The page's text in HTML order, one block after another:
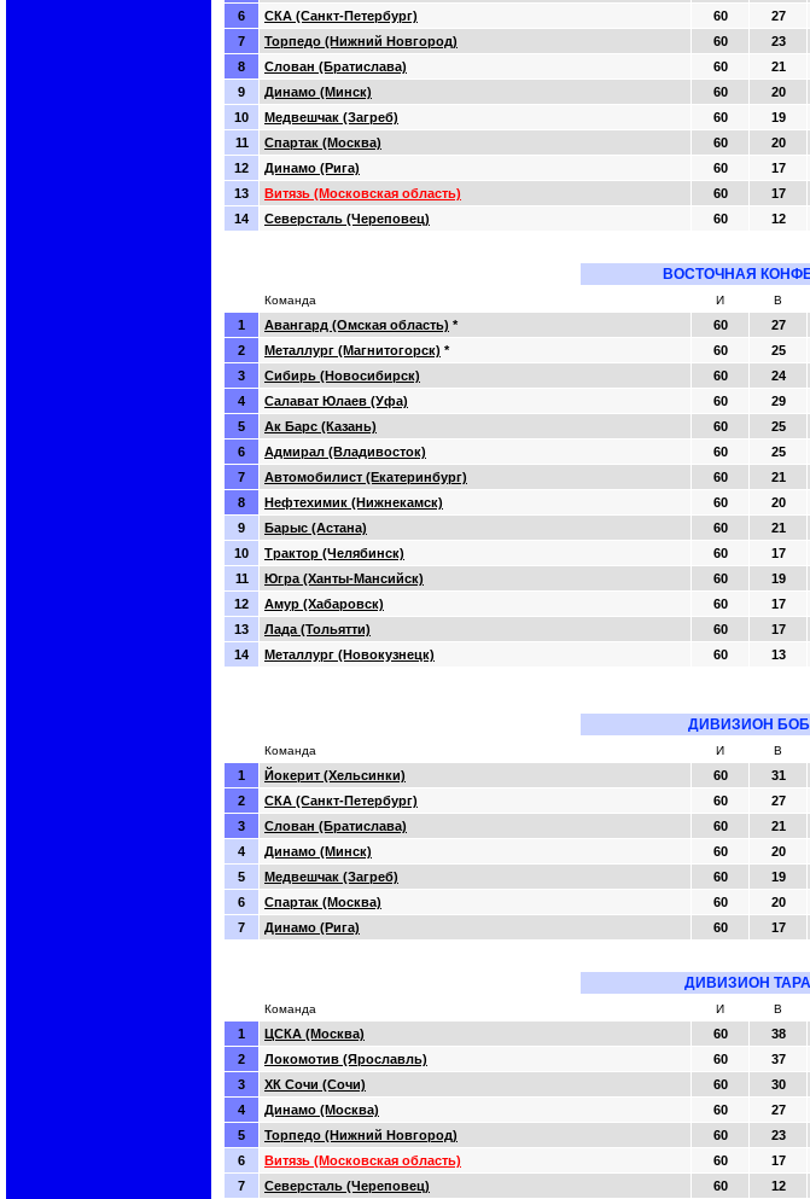
6
СКА (Санкт-Петербург) 60 27
7
Торпедо (Нижний Новгород) 60 23
8
Слован (Братислава) 60 21
9
Динамо (Минск) 60 20
10
Медвешчак (Загреб) 60 19
11
Спартак (Москва) 60 20
12
Динамо (Рига) 60 17
13
Витязь (Московская область) 60 17
14
Северсталь (Череповец) 60 12
ВОСТОЧНАЯ
Команда И В
1 Авангард (Омская область) * 60 27
2
Металлург (Магнитогорск) * 60 25
3
Сибирь (Новосибирск) 60 24
4
Салават Юлаев (Уфа) 60 29
5
Ак Барс (Казань) 60 25
6
Адмирал (Владивосток) 60 25
7
Автомобилист (Екатеринбург) 60 21
8
Нефтехимик (Нижнекамск) 60 20
9
Барыс (Астана) 60 21
10
Трактор (Челябинск) 60 17
11
Югра (Ханты-Мансийск) 60 19
12
Амур (Хабаровск) 60 17
13
Лада (Тольятти) 60 17
14
Металлург (Новокузнецк) 60 13
ДИВИЗИОН
Команда И В
1 Йокерит (Хельсинки) 60 31
2
СКА (Санкт-Петербург) 60 27
3
Слован (Братислава) 60 21
4
Динамо (Минск) 60 20
5
Медвешчак (Загреб) 60 19
6
Спартак (Москва) 60 20
7
Динамо (Рига) 60 17
ДИВИЗИОН
Команда И В
1 ЦСКА (Москва) 60 38
2
Локомотив (Ярославль) 60 37
3
ХК Сочи (Сочи) 60 30
4
Динамо (Москва) 60 27
5
Торпедо (Нижний Новгород) 60 23
6
Витязь (Московская область) 60 17
7
Северсталь (Череповец) 60 12